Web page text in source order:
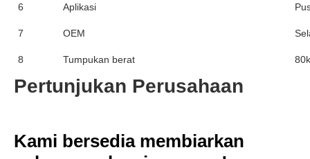
6 Aplikasi
7 OEM
8 Tumpukan berat
Pertunjukan Perusahaan
Kami bersedia membiarkan